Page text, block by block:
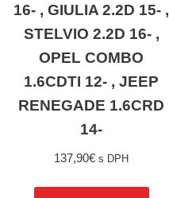
16- , GIULIA 2.2D 15- ,
STELVIO 2.2D 16- ,
OPEL COMBO
1.6CDTI 12- , JEEP
RENEGADE 1.6CRD
14-
137,90€ s DPH